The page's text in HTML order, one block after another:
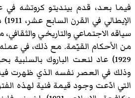
فيما بعد، قدم بينديتو كروتشه
سياقه الاجتماعي والتاريخي
من الأحكام القيّمة. مع ذلك، في عمله
1929) عاد لنعت الباروك
وذلك في العصر نفسه الذي ظهرت
التي ادّعت وجود قيمة فنية لهذه